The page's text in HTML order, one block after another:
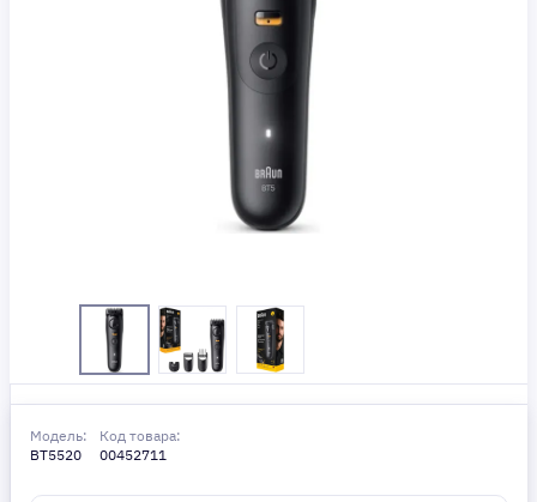
Модель:
BT5520
Код товара:
00452711